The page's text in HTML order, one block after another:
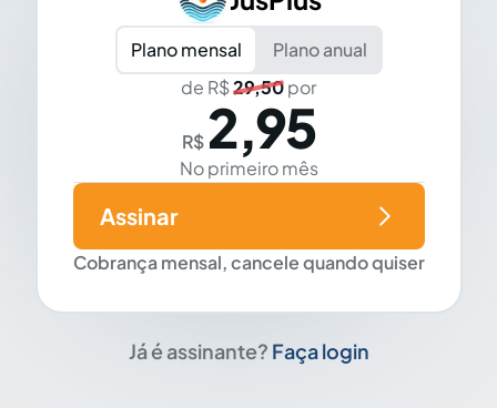
Plano mensal
Plano anual
de R$29,50por
R$ 2,95
No primeiro mês
Cobrança mensal, cancele quando quiser
Assinar
Já é assinante? Faça login